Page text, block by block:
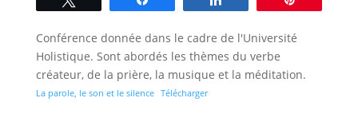
Conférence donnée dans le cadre de l'Université
Holistique. Sont abordés les thèmes du verbe
créateur, de la prière, la musique et la méditation.
La parole, le son et le silence Télécharger